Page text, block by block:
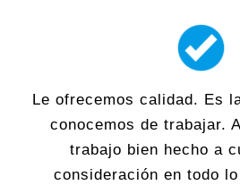
Le ofrecemos calidad. Es
conocemos de trabajar.
trabajo bien hecho a
consideración en todo